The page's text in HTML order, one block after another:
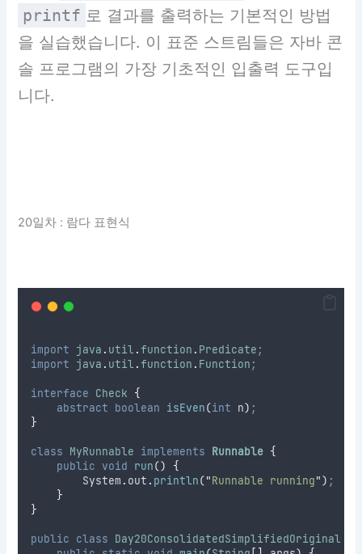
printf 로 결과를 출력하는 기본적인 방법
을 실습했습니다. 이 표준 스트림들은 자바 콘
솔 프로그램의 가장 기초적인 입출력 도구입
니다.
20일차 : 람다 표현식
import java . util .function . Predicate ;
import java . util .function . Function ;
interface Check {
abstract boolean isEven(int n) ;
}
class MyRunnable implements Runnable {
public void run()
{
System . out . println("Runnable running") ;
}
}
public class Day20ConsolidatedSimplifiedOriginal